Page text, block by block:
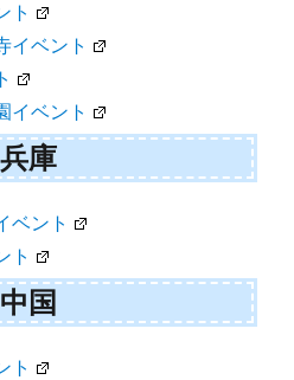
ト
イベント
イベント
兵庫
ベント
ト
中国
ト